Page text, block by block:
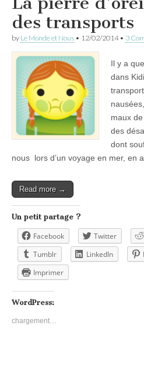
des transports
by Le Monde et Nous • 12/02/2014• 3
Il y a
dans
maux
des
dont
nous lors d’un voyage en mer, en
Read more →
Un petit partage ?
Facebook Twitter
Tumblr
LinkedIn
Imprimer
WordPress:
chargement…